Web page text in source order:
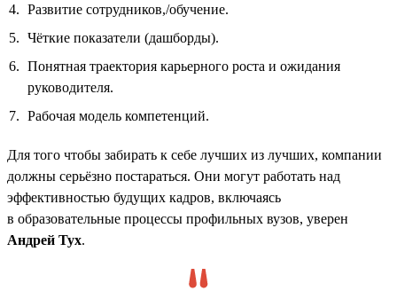
Развитие сотрудников,/обучение.
Чёткие показатели (дашборды).
Понятная траектория карьерного роста и ожидания
руководителя.
Рабочая модель компетенций.
Для того чтобы забирать к себе лучших из лучших, компании
должны серьёзно постараться. Они могут работать над
эффективностью будущих кадров, включаясь
в образовательные процессы профильных вузов, уверен
Андрей Тух.